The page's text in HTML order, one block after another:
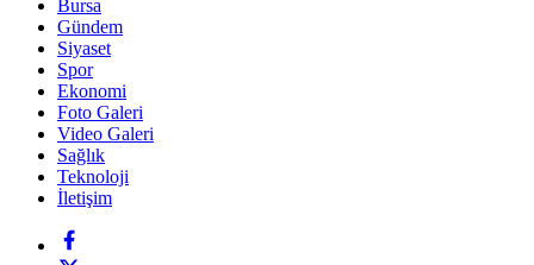
Bursa
Gündem
Siyaset
Spor
Ekonomi
Foto Galeri
Video Galeri
Sağlık
Teknoloji
İletişim